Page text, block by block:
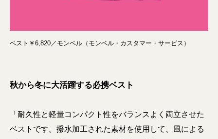
ベスト￥6,820／モンベル（モンベル・カスタマー・サービス）
秋から冬に大活躍する必携ベスト
「耐久性と軽量コンパクト性をバランスよく両立させた
ベストです。撥水加工された素材を使用して、風による